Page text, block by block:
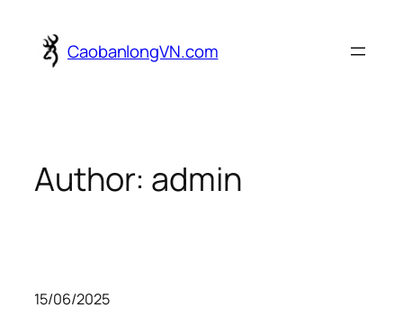
content CaobanlongVN.com
Author: admin
15/06/2025